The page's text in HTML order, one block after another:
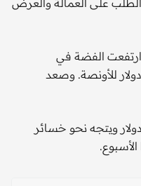
ارتفعت الفضة في
المعاملات الفورية 0.7 % إلى 42.11 دولار للأونصة. وصعد
وتقدم البلاديوم 0.6 % إلى 1157.49 دولار ويتجه نحو خسائر